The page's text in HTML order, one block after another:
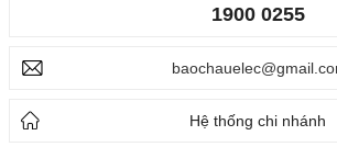
1900 0255
Hệ thống chi nhánh